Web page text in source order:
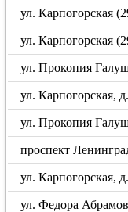
ул. Карпогорская
ул. Карпогорская
ул. Прокопия
ул. Карпогорская,
ул. Прокопия
проспект
ул. Карпогорская,
ул. Федора